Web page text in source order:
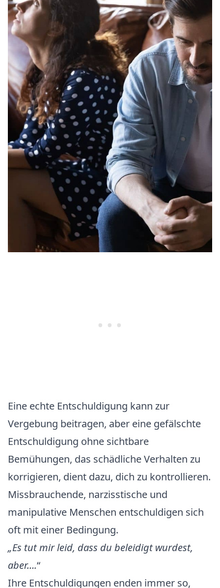
Eine echte Entschuldigung kann zur
Vergebung beitragen, aber eine gefälschte
Entschuldigung ohne sichtbare
Bemühungen, das schädliche Verhalten zu
korrigieren, dient dazu, dich zu kontrollieren.
Missbrauchende, narzisstische und
manipulative Menschen entschuldigen sich
oft mit einer Bedingung.
„Es tut mir leid, dass du beleidigt wurdest,
aber….“
Ihre Entschuldigungen enden immer so,